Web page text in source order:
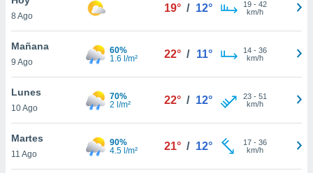
en
más
nuestra
de
8 Ago
19° / 12° 19- 42
km/h
Mañana
9 Ago
60%
1.6 l/m²
22° / 11° 14- 36
km/h
Lunes
10 Ago
70%
2 l/m²
22° / 12° 23- 51
km/h
Martes
11 Ago
90%
4.5 l/m²
21° / 12° 17- 36
km/h